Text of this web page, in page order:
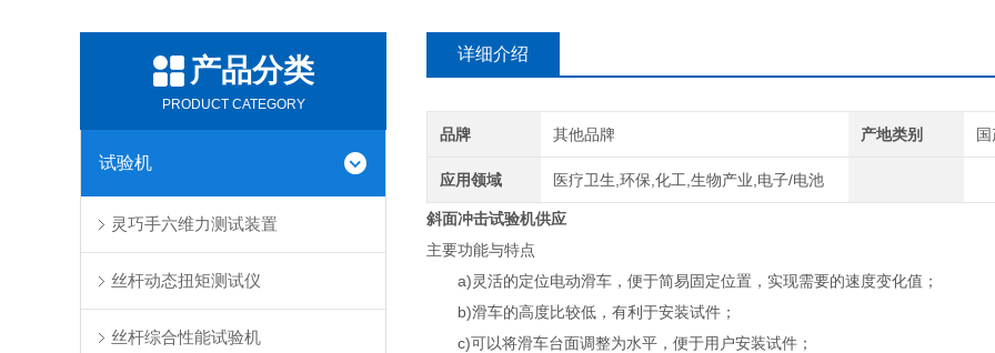
产品分类
PRODUCT CATEGORY
试验机
灵巧手六维力测试装置
丝杆动态扭矩测试仪
丝杆综合性能试验机
详细介绍
品牌 其他品牌 产地类别
应用领域 医疗卫生,环保,化工,生物产业,电子/电池
斜面冲击试验机供应
主要功能与特点
a)灵活的定位电动滑车，便于简易固定位置，实现需要的速度变化值；
b)滑车的高度比较低，有利于安装试件；
c)可以将滑车台面调整为水平，便于用户安装试件；